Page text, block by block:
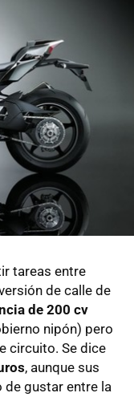
tareas entre
de calle de
de 200 cv
nipón) pero
circuito. Se dice
, aunque sus
de gustar entre la